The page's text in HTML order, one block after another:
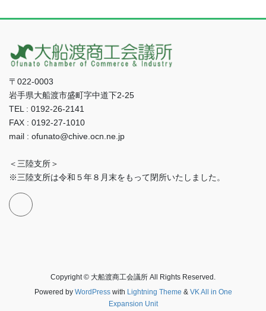
〒022-0003
岩手県大船渡市盛町字中道下2-25
TEL : 0192-26-2141
FAX : 0192-27-1010
mail : ofunato@chive.ocn.ne.jp
＜三陸支所＞
※三陸支所は令和５年８月末をもって閉所いたしました。
Copyright © 大船渡商工会議所 All Rights Reserved.
Powered by WordPresswith Lightning Theme & VK All in One
Expansion Unit